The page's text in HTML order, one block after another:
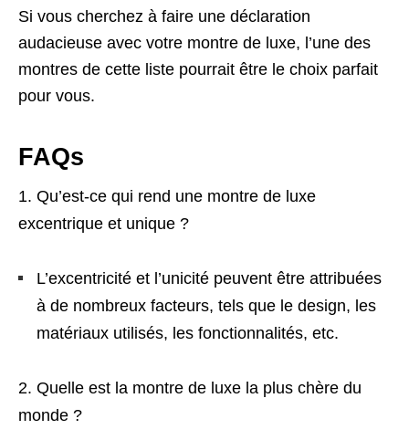
Si vous cherchez à faire une déclaration
audacieuse avec votre montre de luxe, l’une des
montres de cette liste pourrait être le choix parfait
pour vous.
FAQs
Qu’est-ce qui rend une montre de luxe
excentrique et unique ?
L’excentricité et l’unicité peuvent être attribuées
à de nombreux facteurs, tels que le design, les
matériaux utilisés, les fonctionnalités, etc.
Quelle est la montre de luxe la plus chère du
monde ?